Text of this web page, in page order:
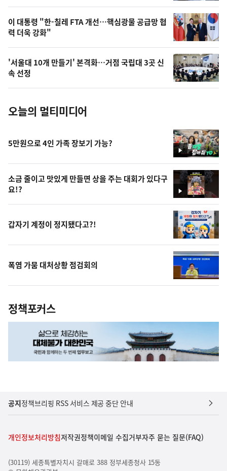
오
늘
의
사
진
이 대통령 "한-칠레 FTA 개선…핵심광물 공급망 협
력 더욱 강화"
'서울대 10개 만들기' 본격화…거점 국립대 3곳 신
속 선정
오늘의 멀티미디어
영
상
5만원으로 4인 가족 장보기 가능?
영
상
소금 줄이고 맛있게 만들면 상을 주는 대회가 있다구
요!?
갑자기 계정이 정지됐다고?!
폭염 가뭄 대처상황 점검회의
정책포커스
공지정책브리핑 RSS 서비스 제공 중단 안내
개인정보처리방침저작권정책이메일 수집거부자주 묻는 질문(FAQ)
(30119) 세종특별자치시 갈매로 388 정부세종청사 15동